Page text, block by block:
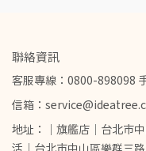
聯絡資訊
客服專線：0800-898098
信箱：
地址：｜旗艦店｜台北市
活｜台北市中山區樂群三